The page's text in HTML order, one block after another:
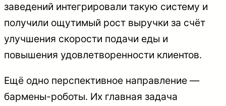
заведений интегрировали такую систему и
получили ощутимый рост выручки за счёт
улучшения скорости подачи еды и
повышения удовлетворенности клиентов.
Ещё одно перспективное направление —
бармены-роботы. Их главная задача